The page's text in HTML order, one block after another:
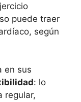
puede traer
según
en sus
: lo
regular,